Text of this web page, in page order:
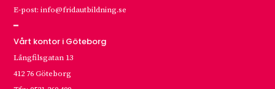
E-post: info@fridautbildning.se
━
Vårt kontor i Göteborg
Långfilsgatan 13
412 76 Göteborg